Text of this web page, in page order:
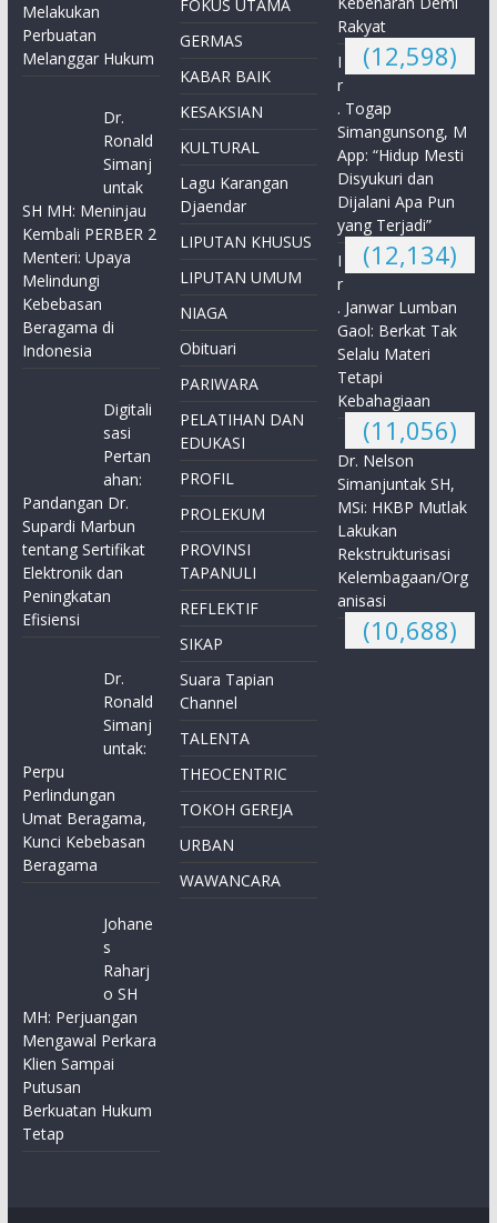
Melakukan
Perbuatan
Melanggar Hukum
Dr.
Ronald
Simanj
untak
SH MH: Meninjau
Kembali PERBER 2
Menteri: Upaya
Melindungi
Kebebasan
Beragama di
Indonesia
Digitali
sasi
Pertan
ahan:
Pandangan Dr.
Supardi Marbun
tentang Sertifikat
Elektronik dan
Peningkatan
Efisiensi
Dr.
Ronald
Simanj
untak:
Perpu
Perlindungan
Umat Beragama,
Kunci Kebebasan
Beragama
Johane
s
Raharj
o SH
MH: Perjuangan
Mengawal Perkara
Klien Sampai
Putusan
Berkuatan Hukum
Tetap
FOKUS UTAMA
GERMAS
KABAR BAIK
KESAKSIAN
KULTURAL
Lagu Karangan
Djaendar
LIPUTAN KHUSUS
LIPUTAN UMUM
NIAGA
Obituari
PARIWARA
PELATIHAN DAN
EDUKASI
PROFIL
PROLEKUM
PROVINSI
TAPANULI
REFLEKTIF
SIKAP
Suara Tapian
Channel
TALENTA
THEOCENTRIC
TOKOH GEREJA
URBAN
WAWANCARA
Rakyat
(12,598)
I
r
. Togap
Simangunsong, M
App: “Hidup Mesti
Disyukuri dan
Dijalani Apa Pun
yang Terjadi”
(12,134)
I
r
. Janwar Lumban
Gaol: Berkat Tak
Selalu Materi
Tetapi
Kebahagiaan
(11,056)
Dr. Nelson
Simanjuntak SH,
MSi: HKBP Mutlak
Lakukan
Rekstrukturisasi
Kelembagaan/Org
anisasi
(10,688)